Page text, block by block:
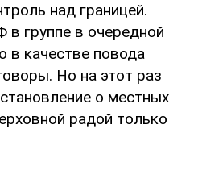
над границей.
в группе в очередной
в качестве повода
Но на этот раз
о местных
радой только